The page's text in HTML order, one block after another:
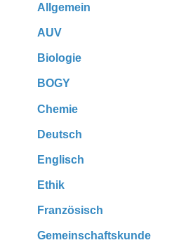
Allgemein
AUV
Biologie
BOGY
Chemie
Deutsch
Englisch
Ethik
Französisch
Gemeinschaftskunde